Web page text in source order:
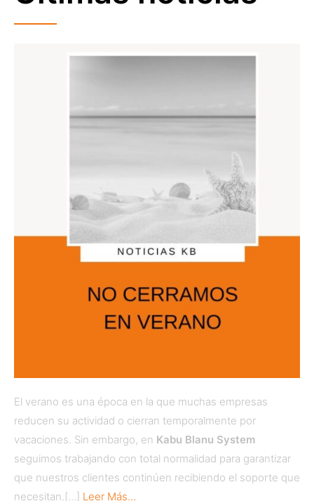
El verano es una época en la que muchas empresas
reducen su actividad o cierran temporalmente por
vacaciones. Sin embargo, en Kabu Blanu System
seguimos trabajando con total normalidad para garantizar
que nuestros clientes continúen recibiendo el soporte que
necesitan.[…] Leer Más…